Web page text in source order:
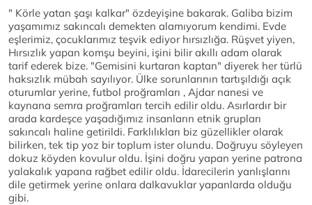
" Körle yatan şaşı kalkar" özdeyişine bakarak. Galiba bizim
yaşamımız sakıncalı demekten alamıyorum kendimi. Evde
eşlerimiz, çocuklarımız teşvik ediyor hırsızlığa. Rüşvet yiyen,
Hırsızlık yapan komşu beyini, işini bilir akıllı adam olarak
tarif ederek bize. "Gemisini kurtaran kaptan" diyerek her türlü
haksızlık mübah sayılıyor. Ülke sorunlarının tartışıldığı açık
oturumlar yerine, futbol proğramları , Ajdar nanesi ve
kaynana semra proğramları tercih edilir oldu. Asırlardır bir
arada kardeşce yaşadığımız insanların etnik grupları
sakıncalı haline getirildi. Farklılıkları biz güzellikler olarak
bilirken, tek tip yoz bir toplum ister olundu. Doğruyu söyleyen
dokuz köyden kovulur oldu. İşini doğru yapan yerine patrona
yalakalık yapana rağbet edilir oldu. İdarecilerin yanlışlarını
dile getirmek yerine onlara dalkavuklar yapanlarda olduğu
gibi.